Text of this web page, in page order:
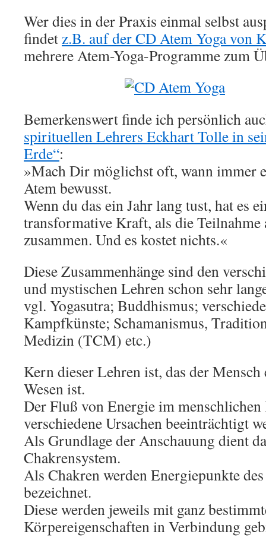
Wer dies in der Praxis einmal selbst
findetz.B. auf der CD Atem Yoga von
mehrere Atem-Yoga-Programme zum
Bemerkenswert finde ich persönlich
spirituellen Lehrers Eckhart Tolle in
Erde“:
»Mach Dir möglichst oft, wann immer
Atem bewusst.
Wenn du das ein Jahr lang tust, hat es
transformative Kraft, als die Teilnahme
zusammen. Und es kostet nichts.«
Diese Zusammenhänge sind den
und mystischen Lehren schon sehr
vgl. Yogasutra; Buddhismus;
Kampfkünste; Schamanismus,
Medizin (TCM) etc.)
Kern dieser Lehren ist, das der Mensch
Wesen ist.
Der Fluß von Energie im
verschiedene Ursachen beeinträchtigt
Als Grundlage der Anschauung dient
Chakrensystem.
Als Chakren werden Energiepunkte
bezeichnet.
Diese werden jeweils mit ganz
Körpereigenschaften in Verbindung